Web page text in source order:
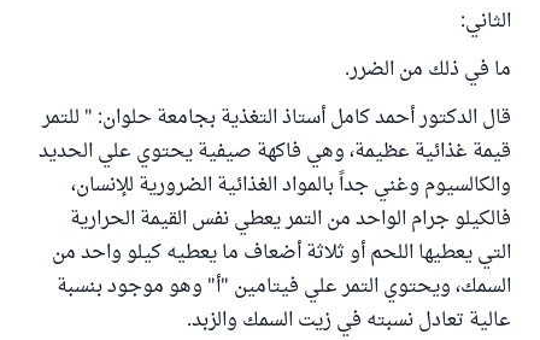
الثاني:
ما في ذلك من الضرر.
قال الدكتور أحمد كامل أستاذ التغذية بجامعة حلوان: " للتمر
قيمة غذائية عظيمة، وهي فاكهة صيفية يحتوي علي الحديد
والكالسيوم وغني جداً بالمواد الغذائية الضرورية للإنسان،
فالكيلو جرام الواحد من التمر يعطي نفس القيمة الحرارية
التي يعطيها اللحم أو ثلاثة أضعاف ما يعطيه كيلو واحد من
السمك، ويحتوي التمر علي فيتامين "أ" وهو موجود بنسبة
عالية تعادل نسبته في زيت السمك والزبد.